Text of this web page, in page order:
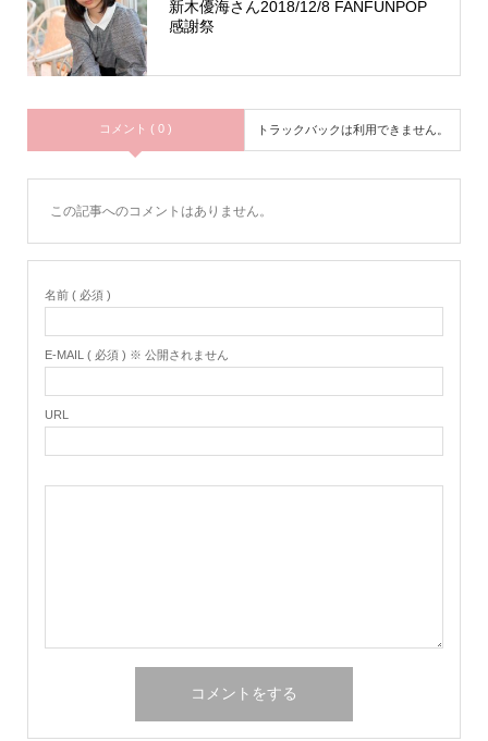
新木優海さん2018/12/8 FANFUNPOP
感謝祭
コメント ( 0 ) トラックバックは利用できません。
この記事へのコメントはありません。
名前 ( 必須 )
E-MAIL ( 必須 ) ※ 公開されません
URL